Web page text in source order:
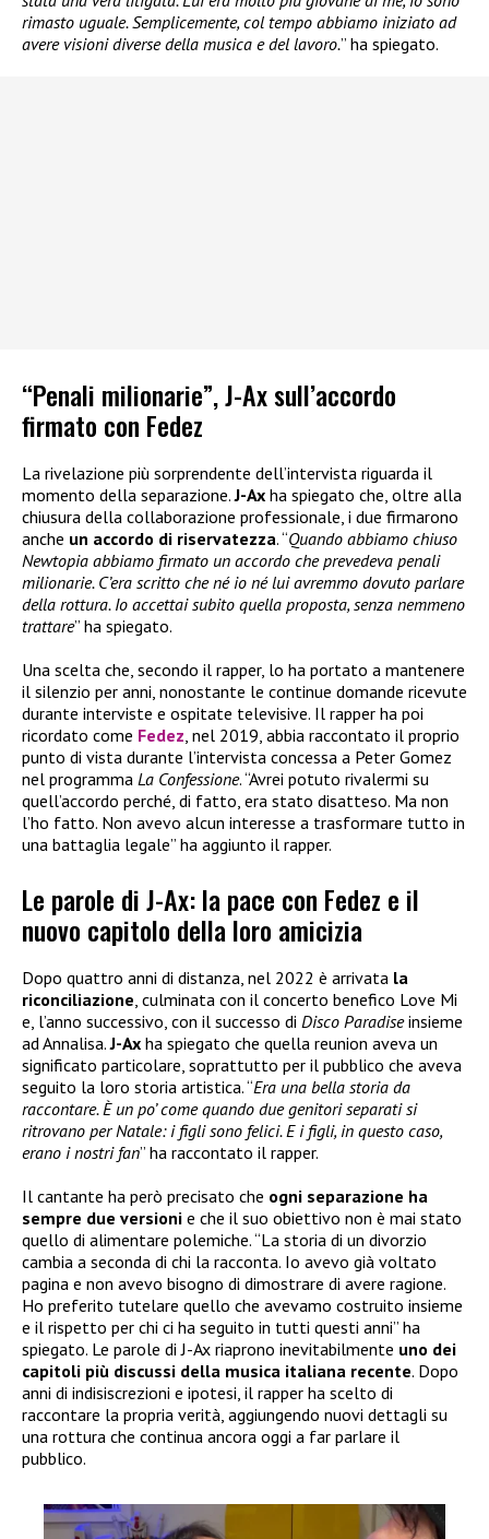
rimasto uguale. Semplicemente, col tempo abbiamo iniziato ad
avere visioni diverse della musica e del lavoro.” ha spiegato.
“Penali milionarie”, J-Ax sull’accordo
firmato con Fedez
La rivelazione più sorprendente dell’intervista riguarda il
momento della separazione.J-Ax ha spiegato che, oltre alla
chiusura della collaborazione professionale, i due firmarono
anche un accordo di riservatezza. “Quando abbiamo chiuso
Newtopia abbiamo firmato un accordo che prevedeva penali
milionarie. C’era scritto che né io né lui avremmo dovuto parlare
della rottura. Io accettai subito quella proposta, senza nemmeno
trattare” ha spiegato.
Una scelta che, secondo il rapper, lo ha portato a mantenere
il silenzio per anni, nonostante le continue domande ricevute
durante interviste e ospitate televisive. Il rapper ha poi
ricordato come Fedez , nel 2019, abbia raccontato il proprio
punto di vista durante l’intervista concessa a Peter Gomez
nel programma La Confessione. “Avrei potuto rivalermi su
quell’accordo perché, di fatto, era stato disatteso. Ma non
l’ho fatto. Non avevo alcun interesse a trasformare tutto in
una battaglia legale” ha aggiunto il rapper.
Le parole di J-Ax: la pace con Fedez e il
nuovo capitolo della loro amicizia
Dopo quattro anni di distanza, nel 2022 è arrivata la
riconciliazione, culminata con il concerto benefico Love Mi
e, l’anno successivo, con il successo di Disco Paradiseinsieme
ad Annalisa.J-Ax ha spiegato che quella reunion aveva un
significato particolare, soprattutto per il pubblico che aveva
seguito la loro storia artistica. “Era una bella storia da
raccontare. È un po’ come quando due genitori separati si
ritrovano per Natale: i figli sono felici. E i figli, in questo caso,
erano i nostri fan” ha raccontato il rapper.
Il cantante ha però precisato che ogni separazione ha
sempre due versioni e che il suo obiettivo non è mai stato
quello di alimentare polemiche. “La storia di un divorzio
cambia a seconda di chi la racconta. Io avevo già voltato
pagina e non avevo bisogno di dimostrare di avere ragione.
Ho preferito tutelare quello che avevamo costruito insieme
e il rispetto per chi ci ha seguito in tutti questi anni” ha
spiegato. Le parole di J-Ax riaprono inevitabilmente uno dei
capitoli più discussi della musica italiana recente. Dopo
anni di indisiscrezioni e ipotesi, il rapper ha scelto di
raccontare la propria verità, aggiungendo nuovi dettagli su
una rottura che continua ancora oggi a far parlare il
pubblico.